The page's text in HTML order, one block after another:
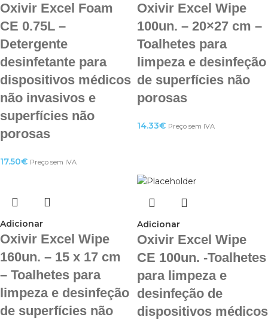
Oxivir Excel Foam
CE 0.75L –
Detergente
desinfetante para
dispositivos médicos
não invasivos e
superfícies não
porosas
17.50€ Preço sem IVA
Oxivir Excel Wipe
100un. – 20×27 cm –
Toalhetes para
limpeza e desinfeção
de superfícies não
porosas
14.33€ Preço sem IVA
Adicionar
Oxivir Excel Wipe
160un. – 15 x 17 cm
– Toalhetes para
limpeza e desinfeção
de superfícies não
Adicionar
Oxivir Excel Wipe
CE 100un. -Toalhetes
para limpeza e
desinfeção de
dispositivos médicos